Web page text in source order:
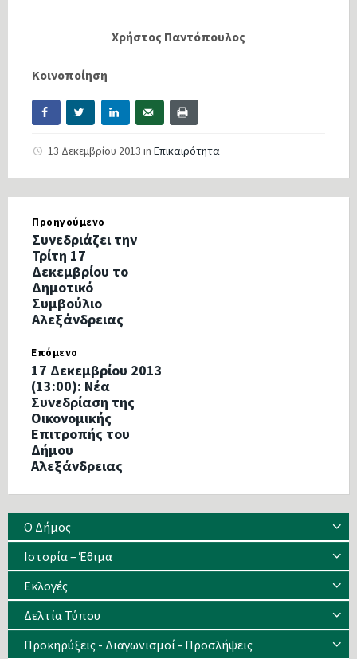
Χρήστος Παντόπουλος
Κοινοποίηση
13 Δεκεμβρίου 2013 in Επικαιρότητα
Προηγούμενο
Συνεδριάζει την
Τρίτη 17
Δεκεμβρίου το
Δημοτικό
Συμβούλιο
Αλεξάνδρειας
Επόμενο
17 Δεκεμβρίου 2013
(13:00): Νέα
Συνεδρίαση της
Οικονομικής
Επιτροπής του
Δήμου
Αλεξάνδρειας
Ο Δήμος
Ιστορία – Έθιμα
Eκλογές
Δελτία Τύπου
Προκηρύξεις - Διαγωνισμοί - Προσλήψεις